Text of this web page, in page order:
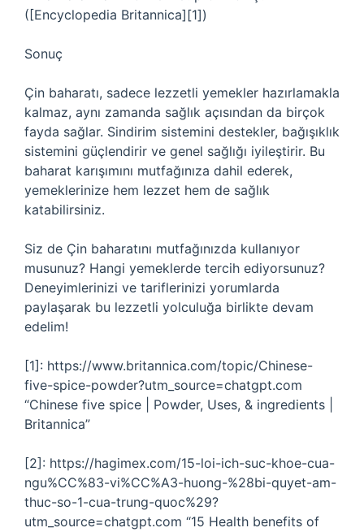
([Encyclopedia Britannica][1])
Sonuç
Çin baharatı, sadece lezzetli yemekler hazırlamakla
kalmaz, aynı zamanda sağlık açısından da birçok
fayda sağlar. Sindirim sistemini destekler, bağışıklık
sistemini güçlendirir ve genel sağlığı iyileştirir. Bu
baharat karışımını mutfağınıza dahil ederek,
yemeklerinize hem lezzet hem de sağlık
katabilirsiniz.
Siz de Çin baharatını mutfağınızda kullanıyor
musunuz? Hangi yemeklerde tercih ediyorsunuz?
Deneyimlerinizi ve tariflerinizi yorumlarda
paylaşarak bu lezzetli yolculuğa birlikte devam
edelim!
[1]: https://www.britannica.com/topic/Chinese-
five-spice-powder?utm_source=chatgpt.com
“Chinese five spice | Powder, Uses, & ingredients |
Britannica”
[2]: https://hagimex.com/15-loi-ich-suc-khoe-cua-
ngu%CC%83-vi%CC%A3-huong-%28bi-quyet-am-
thuc-so-1-cua-trung-quoc%29?
utm_source=chatgpt.com “15 Health benefits of